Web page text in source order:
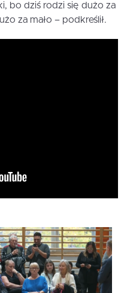
bo dziś rodzi się dużo za
za mało – podkreślił.